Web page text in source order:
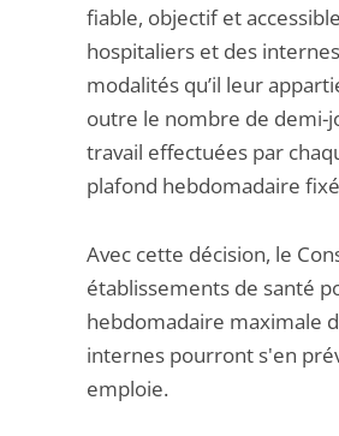
fiable, objectif et
hospitaliers et des
modalités qu’il leur
outre le nombre de demi-
travail effectuées par
plafond hebdomadaire
Avec cette décision, le
établissements de santé
hebdomadaire maximale
internes pourront s'en
emploie.